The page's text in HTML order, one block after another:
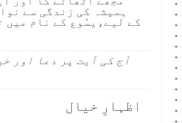
ہمیشہ کی زندگی سے
کے لیے،یسُوع کے نام میں
آج کی آیت پر دعا اور
اظہارِ خیال